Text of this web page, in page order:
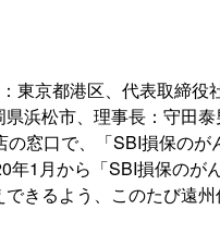
東京都港区、代表取締役
浜松市、理事長：守田
窓口で、「SBI損保のが
年1月から「SBI損保のが
きるよう、このたび遠